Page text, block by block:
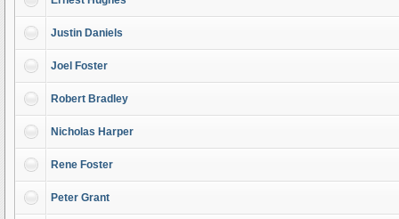
Justin Daniels
Joel Foster
Robert Bradley
Nicholas Harper
Rene Foster
Peter Grant